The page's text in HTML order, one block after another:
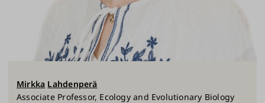
Mirkka Lahdenperä
Associate Professor, Ecology and Evolutionary Biology